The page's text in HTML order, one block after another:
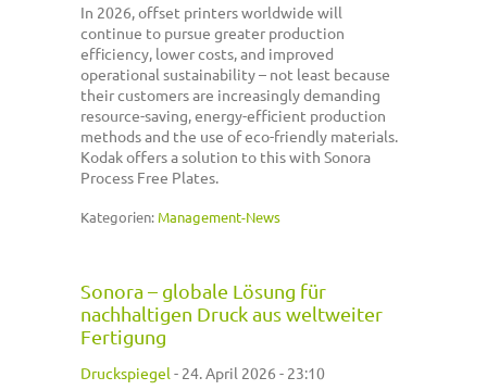
In 2026, offset printers worldwide will
continue to pursue greater production
efficiency, lower costs, and improved
operational sustainability – not least because
their customers are increasingly demanding
resource-saving, energy-efficient production
methods and the use of eco-friendly materials.
Kodak offers a solution to this with Sonora
Process Free Plates.
Kategorien:Management-News
Sonora – globale Lösung für
nachhaltigen Druck aus weltweiter
Fertigung
Druckspiegel - 24. April 2026 - 23:10